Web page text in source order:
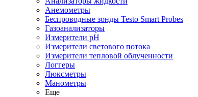
Анемометры
Беспроводные зонды Testo Smart Probes
Газоанализаторы
Измерители pH
Измерители светового потока
Измерители тепловой облученности
Логгеры
Люксметры
Манометры
Еще